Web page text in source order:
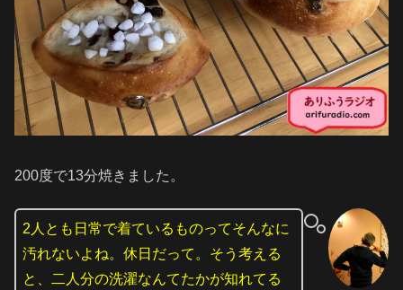
200度で13分焼きました。
2人とも日常で着ているものってそんなに
汚れないよね。休日だって。そう考える
と、二人分の洗濯なんてたかが知れてる